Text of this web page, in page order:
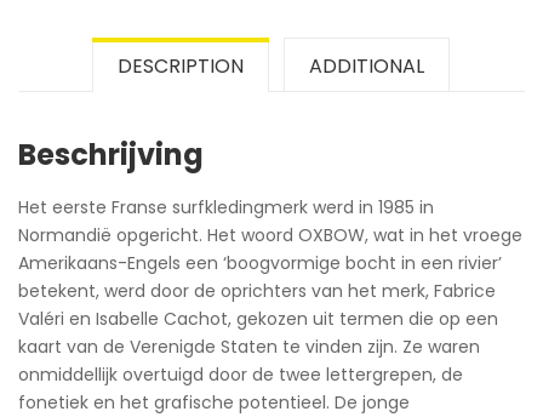
DESCRIPTION ADDITIONAL
Beschrijving
Het eerste Franse surfkledingmerk werd in 1985 in
Normandië opgericht. Het woord OXBOW, wat in het vroege
Amerikaans-Engels een ‘boogvormige bocht in een rivier’
betekent, werd door de oprichters van het merk, Fabrice
Valéri en Isabelle Cachot, gekozen uit termen die op een
kaart van de Verenigde Staten te vinden zijn. Ze waren
onmiddellijk overtuigd door de twee lettergrepen, de
fonetiek en het grafische potentieel. De jonge